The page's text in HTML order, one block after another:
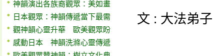
神韻演出各族裔觀眾：美如畫
日本觀眾：神韻傳遞當下最需
觀神韻心靈升華 歐美觀眾盼
感動日本 神韻洗滌心靈傳遞
文 : 大法弟子